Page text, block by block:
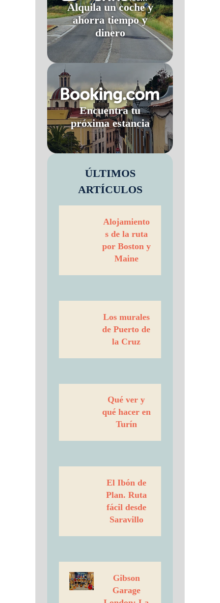
Alquila un coche y
ahorra tiempo y
dinero
Encuentra tu
próxima estancia
ÚLTIMOS
ARTÍCULOS
Alojamiento
s de la ruta
por Boston y
Maine
Los murales
de Puerto de
la Cruz
Qué ver y
qué hacer en
Turín
El Ibón de
Plan. Ruta
fácil desde
Saravillo
Gibson
Garage